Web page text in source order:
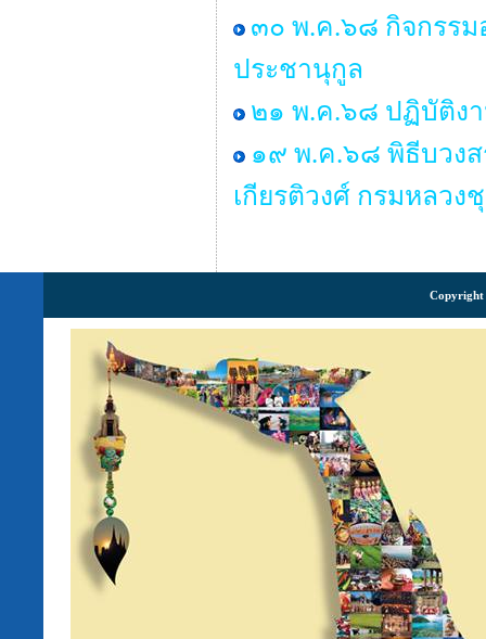
๓๐ พ.ค.๖๘ กิจกรรม
ประชานุกูล
๒๑ พ.ค.๖๘ ปฏิบัติง
๑๙ พ.ค.๖๘ พิธีบวงส
เกียรติวงศ์ กรมหลว
Copyright